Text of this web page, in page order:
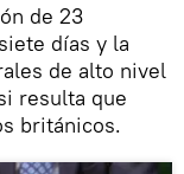
de 23
días y la
de alto nivel
resulta que
británicos.